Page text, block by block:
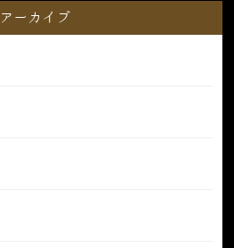
アーカイブ